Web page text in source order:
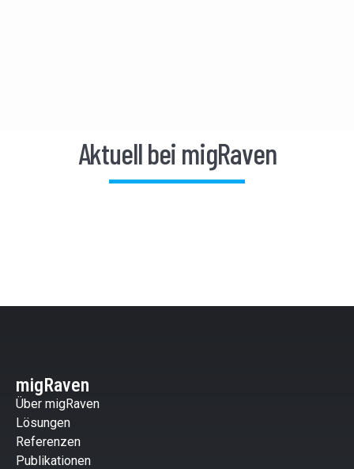
Aktuell bei migRaven
migRaven
Über migRaven
Lösungen
Referenzen
Publikationen